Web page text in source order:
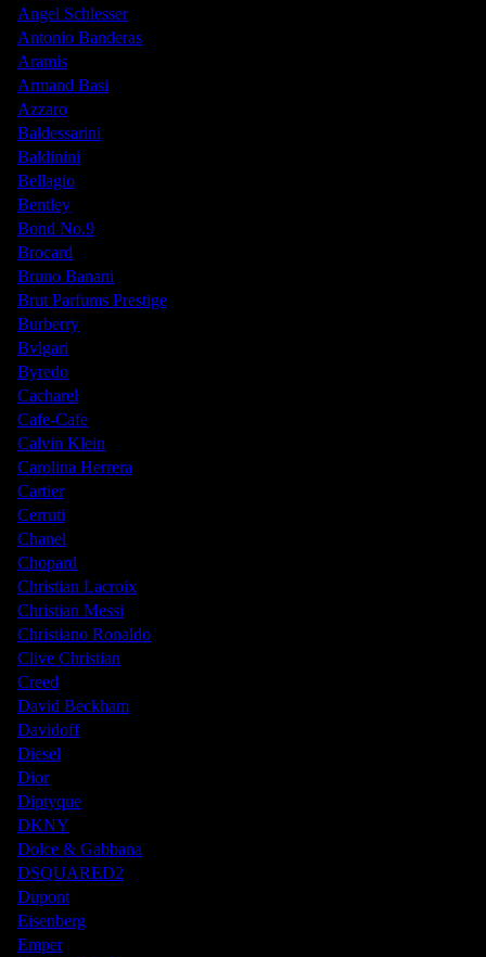
Angel Schlesser
Antonio Banderas
Aramis
Armand Basi
Azzaro
Baldessarini
Baldinini
Bellagio
Bentley
Bond No.9
Brocard
Bruno Banani
Brut Parfums Prestige
Burberry
Bvlgari
Byredo
Cacharel
Cafe-Cafe
Calvin Klein
Carolina Herrera
Cartier
Cerruti
Chanel
Chopard
Christian Lacroix
Christian Messi
Christiano Ronaldo
Clive Christian
Creed
David Beckham
Davidoff
Diesel
Dior
Diptyque
DKNY
Dolce & Gabbana
DSQUARED2
Dupont
Eisenberg
Emper